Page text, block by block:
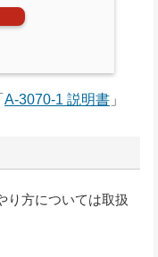
A-3070-1 説明書 」
り方については取扱